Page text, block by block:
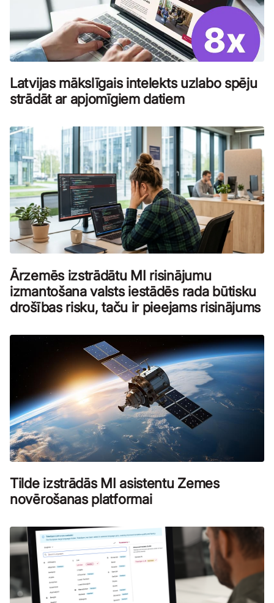
Latvijas mākslīgais intelekts uzlabo spēju
strādāt ar apjomīgiem datiem
Ārzemēs izstrādātu MI risinājumu
izmantošana valsts iestādēs rada būtisku
drošības risku, taču ir pieejams risinājums
Tilde izstrādās MI asistentu Zemes
novērošanas platformai